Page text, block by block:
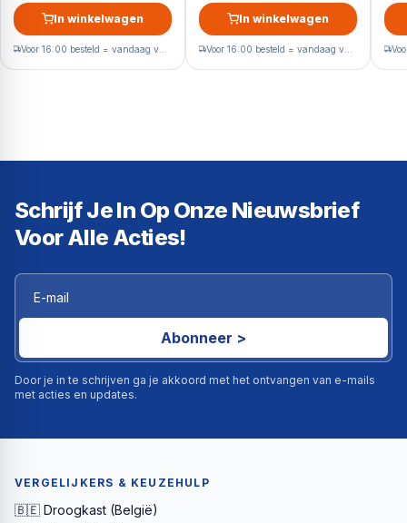
In winkelwagen In winkelwagen
Schrijf Je In Op Onze Nieuwsbrief
Voor Alle Acties!
Abonneer >
Door je in te schrijven ga je akkoord met het ontvangen van e-mails
met acties en updates.
VERGELIJKERS & KEUZEHULP
🇧🇪 Droogkast (België)